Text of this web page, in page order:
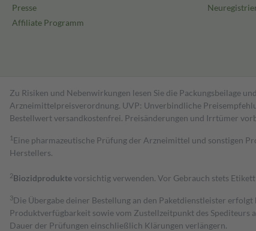
Presse
Affiliate Programm
Zu Risiken und Nebenwirkungen lesen Sie die Packungsbeilage
Arzneimittelpreisverordnung. UVP: Unverbindliche
Bestell­wert versand­kosten­frei. Preisänderungen und Irrtümer
1 Eine pharmazeutische Prüfung der Arzneimittel und sonstigen
Herstellers.
2Biozidproduktevorsichtig verwenden. Vor Gebrauch stets
3Die Übergabe deiner Bestellung an den Paketdienstleister
Produktverfügbarkeit sowie vom Zustellzeitpunkt des
Dauer der Prüfungen einschließlich Klärungen verlängern.